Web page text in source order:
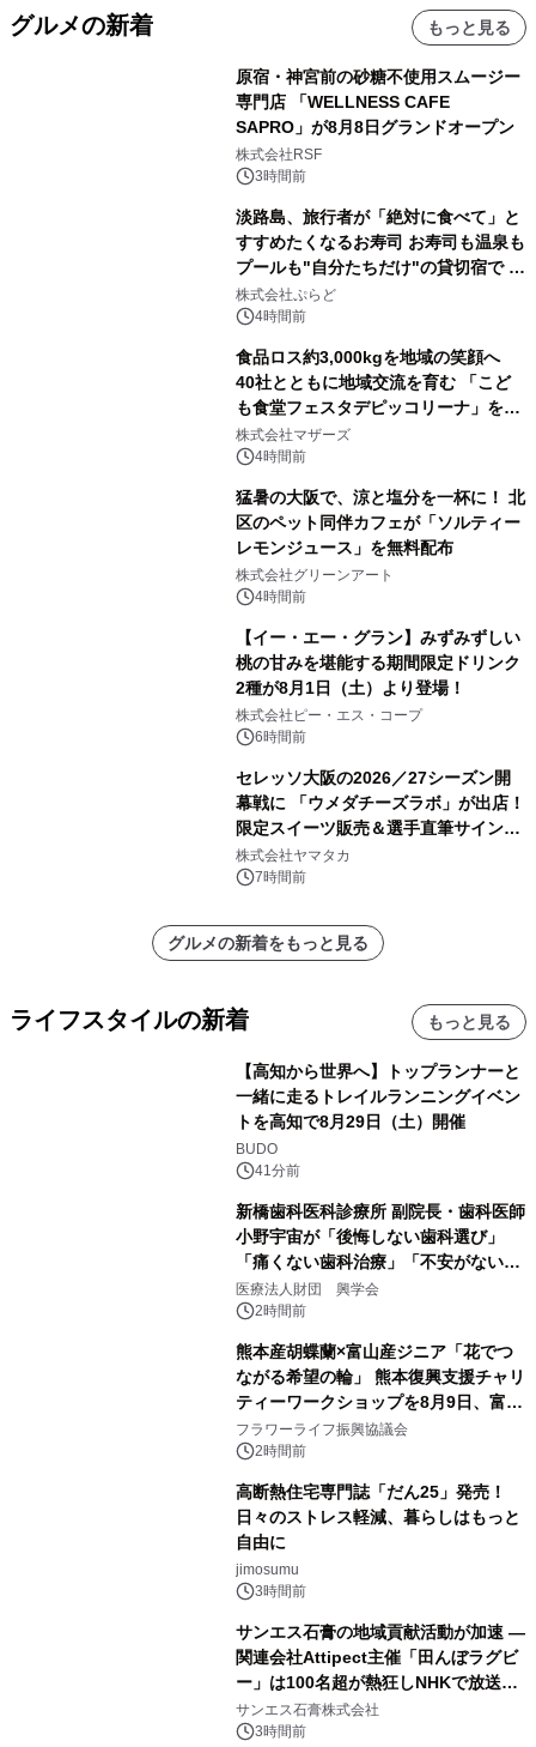
グルメの新着 もっと見る
原宿・神宮前の砂糖不使用スムージー
専門店 「WELLNESS CAFE
SAPRO」が8月8日グランドオープン
株式会社RSF
3時間前
淡路島、旅行者が「絶対に食べて」と
すすめたくなるお寿司 お寿司も温泉も
プールも"自分たちだけ"の貸切宿で 1
日1組限定「岩屋温泉 絵島別庭 海と
森」の握り寿司プラン
株式会社ぷらど
4時間前
食品ロス約3,000kgを地域の笑顔へ
40社とともに地域交流を育む 「こど
も食堂フェスタデピッコリーナ」を9
月5日(土)開催
株式会社マザーズ
4時間前
猛暑の大阪で、涼と塩分を一杯に！ 北
区のペット同伴カフェが「ソルティー
レモンジュース」を無料配布
株式会社グリーンアート
4時間前
【イー・エー・グラン】みずみずしい
桃の甘みを堪能する期間限定ドリンク
2種が8月1日（土）より登場！
株式会社ピー・エス・コープ
6時間前
セレッソ大阪の2026／27シーズン開
幕戦に 「ウメダチーズラボ」が出店！
限定スイーツ販売＆選手直筆サイング
ッズが当たる抽選会を 8月8日に開催
株式会社ヤマタカ
7時間前
グルメの新着をもっと見る
ライフスタイルの新着 もっと見る
【高知から世界へ】トップランナーと
一緒に走るトレイルランニングイベン
トを高知で8月29日（土）開催
BUDO
41分前
新橋歯科医科診療所 副院長・歯科医師
小野宇宙が「後悔しない歯科選び」
「痛くない歯科治療」「不安がない治
療計画」をテーマに専門監修
医療法人財団 興学会
2時間前
熊本産胡蝶蘭×富山産ジニア「花でつ
ながる希望の輪」 熊本復興支援チャリ
ティーワークショップを8月9日、富
山・射水で開催
フラワーライフ振興協議会
2時間前
高断熱住宅専門誌「だん25」発売！
日々のストレス軽減、暮らしはもっと
自由に
jimosumu
3時間前
サンエス石膏の地域貢献活動が加速 ―
関連会社Attipect主催「田んぼラグビ
ー」は100名超が熱狂しNHKで放送さ
れました。
サンエス石膏株式会社
3時間前